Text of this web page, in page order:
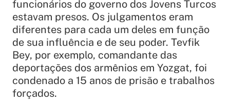
funcionários do governo dos Jovens Turcos
estavam presos. Os julgamentos eram
diferentes para cada um deles em função
de sua influência e de seu poder. Tevfik
Bey, por exemplo, comandante das
deportações dos armênios em Yozgat, foi
condenado a 15 anos de prisão e trabalhos
forçados.